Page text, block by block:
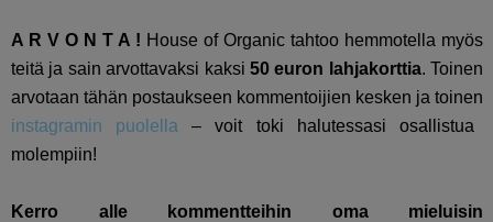
A R V O N T A ! House of Organic tahtoo hemmotella myös
teitä ja sain arvottavaksi kaksi 50 euron lahjakorttia. Toinen
arvotaan tähän postaukseen kommentoijien kesken ja toinen
instagramin puolella – voit toki halutessasi osallistua
molempiin!
Kerro alle kommentteihin oma mieluisin